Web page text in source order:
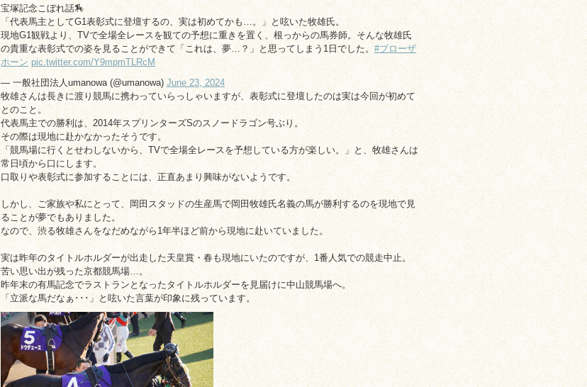
宝塚記念こぼれ話🏇
「代表馬主としてG1表彰式に登壇するの、実は初めてかも…。」と呟いた牧雄氏。
現地G1観戦より、TVで全場全レースを観ての予想に重きを置く、根っからの馬券師。そんな牧雄氏
の貴重な表彰式での姿を見ることができて「これは、夢…？」と思ってしまう1日でした。#ブローザ
ホーン pic.twitter.com/Y9mpmTLRcM
— 一般社団法人umanowa (@umanowa)June 23, 2024
牧雄さんは長きに渡り競馬に携わっていらっしゃいますが、表彰式に登壇したのは実は今回が初めて
とのこと。
代表馬主での勝利は、2014年スプリンターズSのスノードラゴン号ぶり。
その際は現地に赴かなかったそうです。
「競馬場に行くとせわしないから、TVで全場全レースを予想している方が楽しい。」と、牧雄さんは
常日頃から口にします。
口取りや表彰式に参加することには、正直あまり興味がないようです。
しかし、ご家族や私にとって、岡田スタッドの生産馬で岡田牧雄氏名義の馬が勝利するのを現地で見
ることが夢でもありました。
なので、渋る牧雄さんをなだめながら1年半ほど前から現地に赴いていました。
実は昨年のタイトルホルダーが出走した天皇賞・春も現地にいたのですが、1番人気での競走中止。
苦い思い出が残った京都競馬場…。
昨年末の有馬記念でラストランとなったタイトルホルダーを見届けに中山競馬場へ。
「立派な馬だなぁ･･･」と呟いた言葉が印象に残っています。